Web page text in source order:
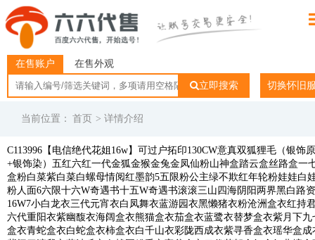
在售账户 在售外观
立即搜索 切换怀旧
当前位置： 首页 > 详情介绍
C113996【电信绝代花姐16w】可过户拓印130CW意真双狐狸毛（银饰
+银饰染）五红六红一代金狐金猴金兔金凤仙粉山神盒踏云盒丝路盒一
盒粉白菜紫白菜白螺母情阅红墨韵5五限粉公主绿不欺红年轮粉娃娃白
粉人面6六限十六W奇遇书十五W奇遇书滚滚三山四海阴阳两界黑白路
16W7小白龙衣三代元宵衣白凤舞衣蓝游园衣黑懒猪衣粉沧洲盒衣红持
六代重阳衣紫幽馥衣海阔盒衣熊猫盒衣茄盒衣蓝鹭衣替梦盒衣紫月下九
盒衣青蛇盒衣白蛇盒衣柿盒衣白千山衣彩陇西成衣紫寻香盒衣瑶华盒成